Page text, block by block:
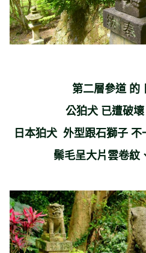
第二層參道 的
公狛犬 已遭破
日本狛犬 外型跟石獅子
鬃毛呈大片雲卷紋